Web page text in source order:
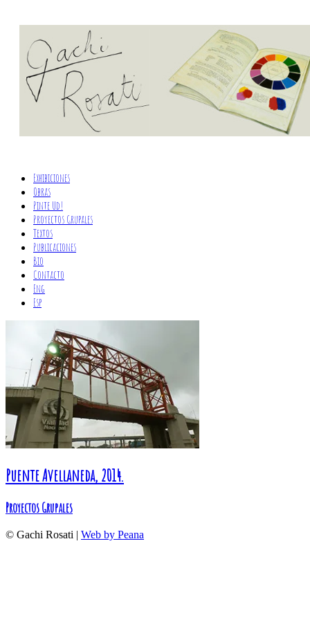
Exhibiciones
Obras
Pinte Ud!
Proyectos Grupales
Textos
Publicaciones
Bio
Contacto
Eng
Esp
Puente Avellaneda, 2014.
Proyectos Grupales
© Gachi Rosati | Web by Peana